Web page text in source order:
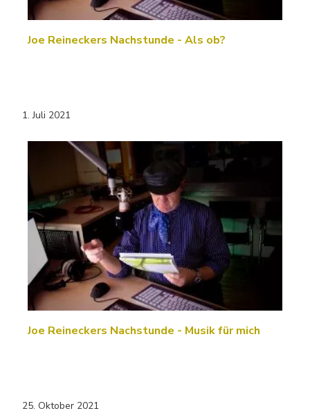
Joe Reineckers Nachstunde - Als ob?
1. Juli 2021
Joe Reineckers Nachstunde - Musik für mich
25. Oktober 2021